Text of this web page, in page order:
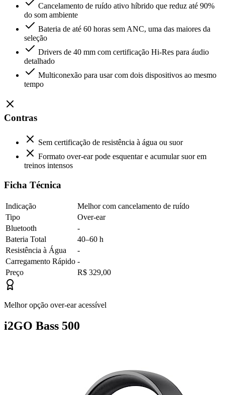
Cancelamento de ruído ativo híbrido que reduz até 90%
do som ambiente
Bateria de até 60 horas sem ANC, uma das maiores da
seleção
Drivers de 40 mm com certificação Hi-Res para áudio
detalhado
Multiconexão para usar com dois dispositivos ao mesmo
tempo
Contras
Sem certificação de resistência à água ou suor
Formato over-ear pode esquentar e acumular suor em
treinos intensos
Ficha Técnica
Indicação
Melhor com cancelamento de ruído
Tipo
Over-ear
Bluetooth
-
Bateria Total
40–60 h
Resistência à Água
-
Carregamento Rápido -
Preço
R$ 329,00
Melhor opção over-ear acessível
i2GO Bass 500